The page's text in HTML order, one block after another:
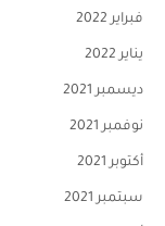
فبراير 2022
يناير 2022
ديسمبر 2021
نوفمبر 2021
أكتوبر 2021
سبتمبر 2021